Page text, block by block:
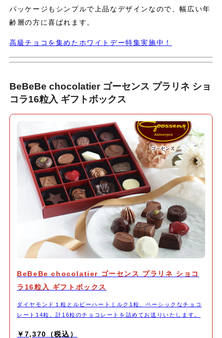
パッケージもシンプルで上品なデザインなので、幅広い年
齢層の方に喜ばれます。
高級チョコを集めたホワイトデー特集実施中！
BeBeBe chocolatier ゴーセンス プラリネ ショ
コラ16粒入 ギフトボックス
BeBeBe chocolatier ゴーセンス プラリネ ショコ
ラ16粒入 ギフトボックス
ダイヤモンド１粒とルビーハートミルク1粒、ベーシックなチョコ
レート14粒、計16粒のチョコレートを詰めてお送りいたします。
￥7,370（税込）